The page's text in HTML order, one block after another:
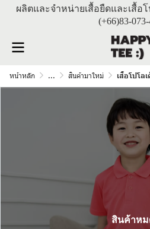
ผลิตและจำหน่ายเสื้อยืดและเสื้อ
(+66)83-
หน้าหลัก ... สินค้ามาใหม่ เสื้อโปโ
สินค้าหม